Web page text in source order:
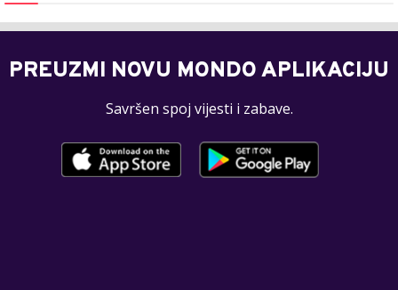
PREUZMI NOVU MONDO APLIKACIJU
Savršen spoj vijesti i zabave.